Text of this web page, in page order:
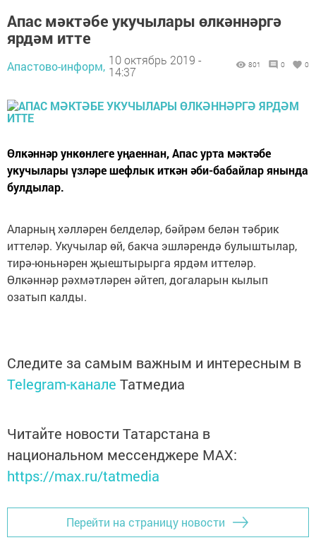
Апас мәктәбе укучылары өлкәннәргә
ярдәм итте
Апастово-информ, 10 октябрь 2019 -
14:37
801 0 0
Өлкәннәр ункөнлеге уңаеннан, Апас урта мәктәбе
укучылары үзләре шефлык иткән әби-бабайлар янында
булдылар.
Аларның хәлләрен белделәр, бәйрәм белән тәбрик
иттеләр. Укучылар өй, бакча эшләрендә булыштылар,
тирә-юньнәрен җыештырырга ярдәм иттеләр.
Өлкәннәр рәхмәтләрен әйтеп, догаларын кылып
озатып калды.
Следите за самым важным и интересным в
Telegram-канале Татмедиа
Читайте новости Татарстана в
национальном мессенджере MАХ:
https://max.ru/tatmedia
Перейти на страницу новости